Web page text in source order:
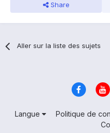
Share
Aller sur la liste des sujets
Langue Politique de